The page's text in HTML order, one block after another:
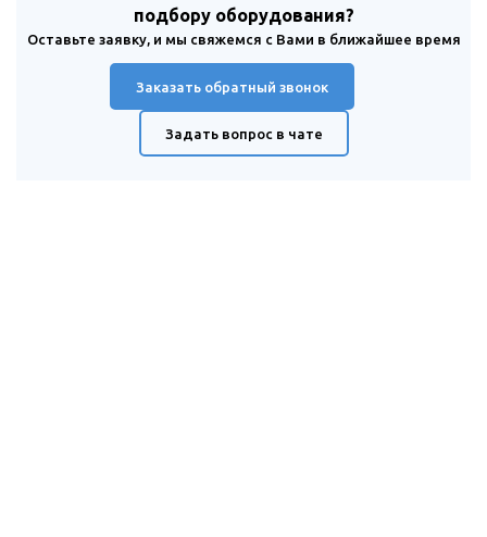
подбору оборудования?
Оставьте заявку, и мы свяжемся с Вами в ближайшее время
Заказать обратный звонок
Задать вопрос в чате